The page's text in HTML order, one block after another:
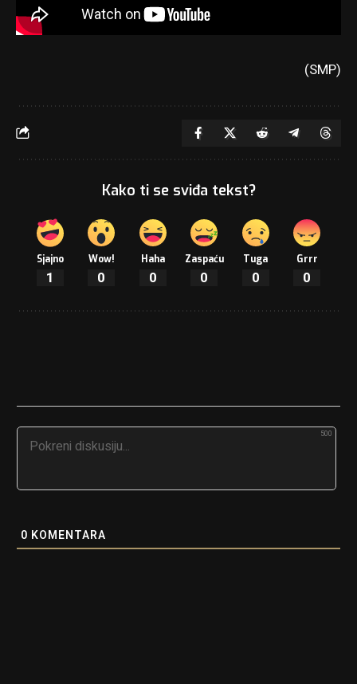
(SMP)
Kako ti se sviđa tekst?
Sjajno
1
Wow!
0
Haha
0
Zaspaću
0
Tuga
0
Grrr
0
500
0 KOMENTARA